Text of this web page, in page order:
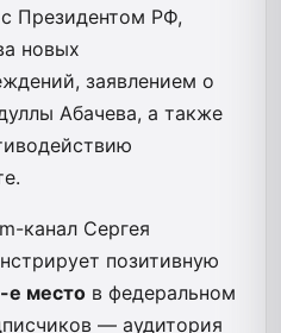
Президентом РФ,
новых
заявлением о
Абачева, а также
канал Сергея
позитивную
е место в федеральном
— аудитория